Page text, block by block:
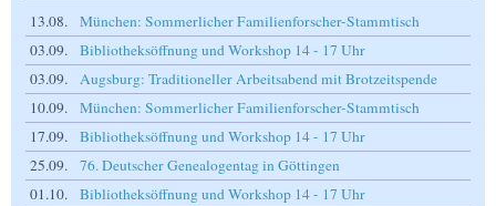
13.08.
München: Sommerlicher Familienforscher-Stammtisch
03.09.
Bibliotheksöffnung und Workshop 14 - 17 Uhr
03.09.
Augsburg: Traditioneller Arbeitsabend mit Brotzeitspende
10.09.
München: Sommerlicher Familienforscher-Stammtisch
17.09.
Bibliotheksöffnung und Workshop 14 - 17 Uhr
25.09.
76. Deutscher Genealogentag in Göttingen
01.10.
Bibliotheksöffnung und Workshop 14 - 17 Uhr